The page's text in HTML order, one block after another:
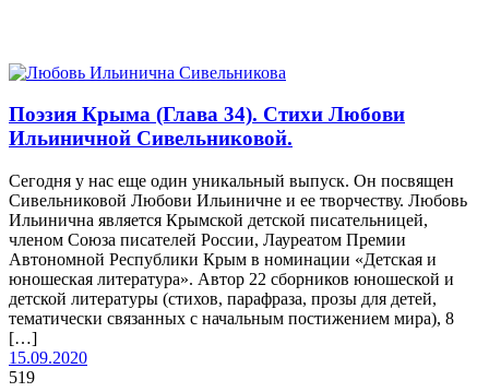
Поэзия Крыма (Глава 34). Стихи Любови
Ильиничной Сивельниковой.
Сегодня у нас еще один уникальный выпуск. Он посвящен
Сивельниковой Любови Ильиничне и ее творчеству. Любовь
Ильинична является Крымской детской писательницей,
членом Союза писателей России, Лауреатом Премии
Автономной Республики Крым в номинации «Детская и
юношеская литература». Автор 22 сборников юношеской и
детской литературы (стихов, парафраза, прозы для детей,
тематически связанных с начальным постижением мира), 8
[…]
15.09.2020
519